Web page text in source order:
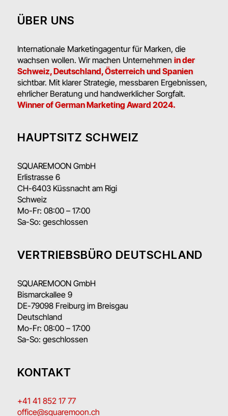
ÜBER UNS
Internationale Marketingagentur für Marken, die
wachsen wollen. Wir machen Unternehmen in der
Schweiz, Deutschland, Österreich und Spanien
sichtbar. Mit klarer Strategie, messbaren Ergebnissen,
ehrlicher Beratung und handwerklicher Sorgfalt.
Winner of German Marketing Award 2024.
HAUPTSITZ SCHWEIZ
SQUAREMOON GmbH
Erlistrasse 6
CH-6403 Küssnacht am Rigi
Schweiz
Mo-Fr: 08:00 – 17:00
Sa-So: geschlossen
VERTRIEBSBÜRO DEUTSCHLAND
SQUAREMOON GmbH
Bismarckallee 9
DE-79098 Freiburg im Breisgau
Deutschland
Mo-Fr: 08:00 – 17:00
Sa-So: geschlossen
KONTAKT
+41 41 852 17 77
office@squaremoon.ch